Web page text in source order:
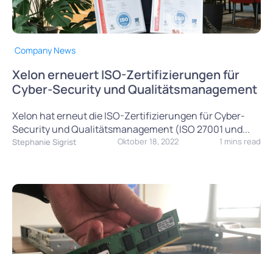
Company News
Xelon erneuert ISO-Zertifizierungen für
Cyber-Security und Qualitätsmanagement
Xelon hat erneut die ISO-Zertifizierungen für Cyber-
Security und Qualitätsmanagement (ISO 27001 und...
Stephanie Sigrist Oktober 18, 2022 1 mins read